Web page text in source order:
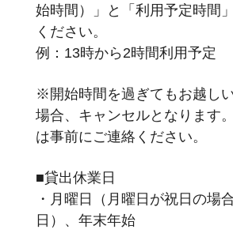
始時間）」と「利用予定時間
ください。
例：13時から2時間利用予定
※開始時間を過ぎてもお越し
場合、キャンセルとなります
は事前にご連絡ください。
■貸出休業日
・月曜日（月曜日が祝日の場
日）、年末年始